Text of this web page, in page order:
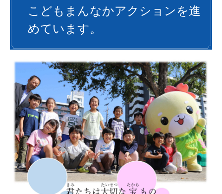
こどもまんなかアクションを進
めています。